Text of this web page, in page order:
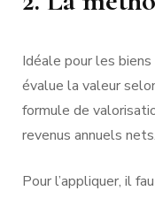
Idéale pour les
évalue la valeur
formule de
revenus annuels nets.
Pour l’appliquer, il